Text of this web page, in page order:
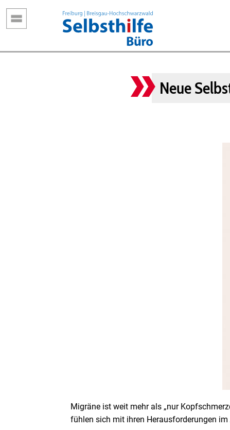
Direkt
zum
Inhalt
Neue
Migräne ist weit mehr als „nur
fühlen sich mit ihren Herausforderungen